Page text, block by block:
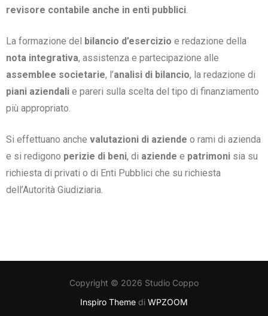
revisore contabile anche in enti pubblici.
La formazione del bilancio d’esercizio e redazione della
nota integrativa, assistenza e partecipazione alle
assemblee societarie, l’analisi di bilancio, la redazione di
piani aziendali e pareri sulla scelta del tipo di finanziamento
più appropriato.
Si effettuano anche valutazioni di aziende o rami di azienda
e si redigono perizie di beni, di aziende e patrimoni sia su
richiesta di privati o di Enti Pubblici che su richiesta
dell’Autorità Giudiziaria.
Copyright © 2026 Studio Coppo
Inspiro Theme di WPZOOM